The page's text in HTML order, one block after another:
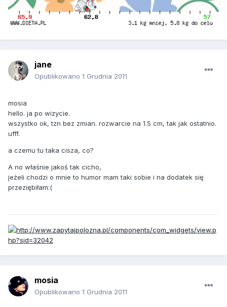
jane
Opublikowano 1 Grudnia 2011
mosia
hello. ja po wizycie.
wszystko ok, tzn bez zmian. rozwarcie na 1.5 cm, tak jak ostatnio.
ufff.
a czemu tu taka cisza, co?
A no właśnie jakoś tak cicho,
jeżeli chodzi o mnie to humor mam taki sobie i na dodatek się
przeziębiłam:(
mosia
Opublikowano 1 Grudnia 2011